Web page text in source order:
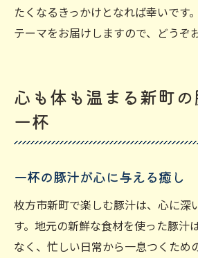
たくなるきっかけとなれば幸いです
テーマをお届けしますので、どうぞ
心も体も温まる新町
一杯
一杯の豚汁が心に与える癒し
枚方市新町で楽しむ豚汁は、心に深
す。地元の新鮮な食材を使った豚汁
なく、忙しい日常から一息つくため